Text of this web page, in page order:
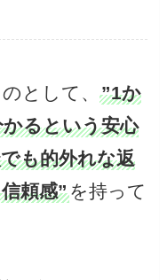
として、”1か
るという安心
も的外れな返
頼感”を持って